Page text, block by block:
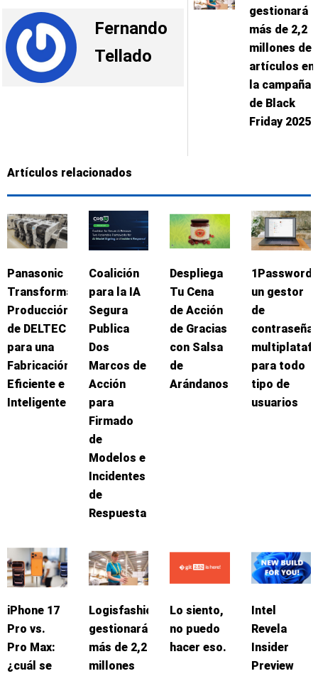
Fernando
Tellado
gestionará
más de 2,2
millones de
artículos en
la campaña
de Black
Friday 2025
Artículos relacionados
Panasonic
Transforma
Producción
de DELTEC
para una
Fabricación
Eficiente e
Inteligente
Coalición
para la IA
Segura
Publica
Dos
Marcos de
Acción
para
Firmado
de
Modelos e
Incidentes
de
Respuesta
Despliega
Tu Cena
de Acción
de Gracias
con Salsa
de
Arándanos
1Password:
un gestor
de
para todo
tipo de
usuarios
iPhone 17
Pro vs.
Pro Max:
¿cuál se
Logisfashion
gestionará
más de 2,2
millones
Lo siento,
no puedo
hacer eso.
Intel
Revela
Insider
Preview